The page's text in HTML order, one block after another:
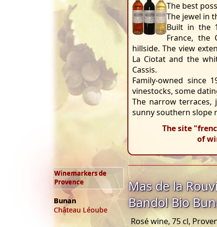
The best
The jewel in
Built in the
France, the
hillside. The view
La Ciotat and the
Cassis.
Family-owned since
vinestocks, some
The narrow
sunny southern slope
The site
of
Winemarkers de
Provence
Bunan
Château Léoube
Mas de la
Bandol Bio
Rosé wine, 75 cl,